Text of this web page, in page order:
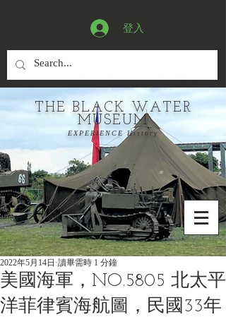
登入
THE BLACK WATER
MUSEUM
EXPERIENCE History
美國海軍，NO.5805 北太平
洋菲律賓海航圖，民國33年
2022年5月14日 讀畢需時 1 分鐘